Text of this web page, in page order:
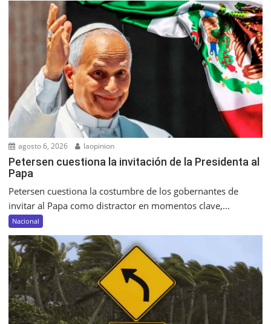
agosto 6, 2026 laopinion
Petersen cuestiona la invitación de la Presidenta al
Papa
Petersen cuestiona la costumbre de los gobernantes de
invitar al Papa como distractor en momentos clave,...
Nacional